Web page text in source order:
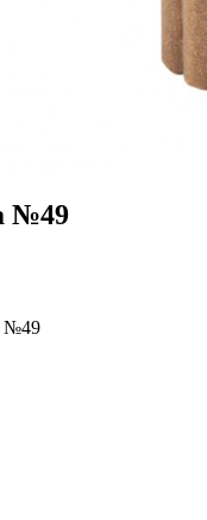
№49
№49